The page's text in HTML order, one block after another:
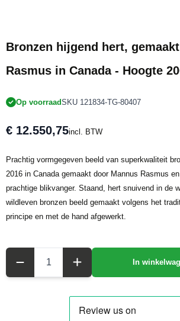
Bronzen hijgend hert,
Rasmus in Canada - Hoogte
Op voorraadSKU 121834-TG-80407
€ 12.550,75incl. BTW
Prachtig vormgegeven beeld van superkwaliteit
2016 in Canada gemaakt door Mannus Rasmus
prachtige blikvanger. Staand, hert snuivend in de
wildleven bronzen beeld gemaakt volgens het
principe en met de hand afgewerkt.
In